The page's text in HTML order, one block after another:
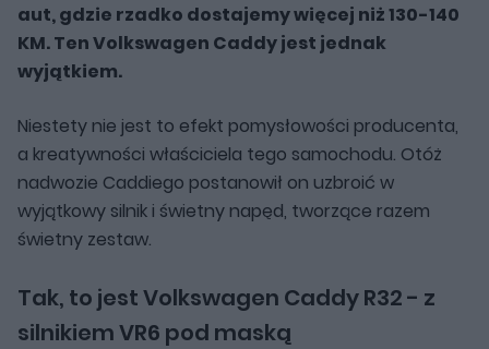
aut, gdzie rzadko dostajemy więcej niż 130-140
KM. Ten Volkswagen Caddy jest jednak
wyjątkiem.
Niestety nie jest to efekt pomysłowości producenta,
a kreatywności właściciela tego samochodu. Otóż
nadwozie Caddiego postanowił on uzbroić w
wyjątkowy silnik i świetny napęd, tworzące razem
świetny zestaw.
Tak, to jest Volkswagen Caddy R32 - z
silnikiem VR6 pod maską